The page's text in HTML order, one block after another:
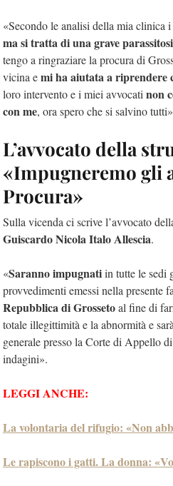
«Secondo le analisi della mia clinica
ma si tratta di una grave
tengo a ringraziare la procura di
vicina emi ha aiutata a riprendere
loro intervento e i miei avvocati non
con me, ora spero che si salvino
L’avvocato della
«Impugneremo gli
Procura»
Sulla vicenda ci scrive l’avvocato
Guiscardo Nicola Italo Allescia.
«Saranno impugnatiin tutte le sedi
provvedimenti emessi nella presente
Repubblica di Grossetoal fine di
totale illegittimità e la abnormità e
generale presso la Corte di Appello
indagini».
LEGGI ANCHE:
La volontaria del rifugio: «Non
Le rapiscono i gatti. La donna: